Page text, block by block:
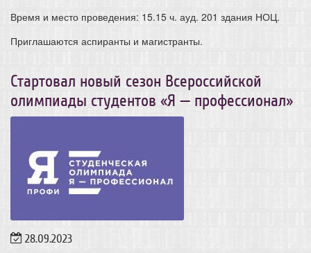
Время и место проведения: 15.15 ч. ауд. 201 здания НОЦ.
Приглашаются аспиранты и магистранты.
Стартовал новый сезон Всероссийской
олимпиады студентов «Я — профессионал»
28.09.2023